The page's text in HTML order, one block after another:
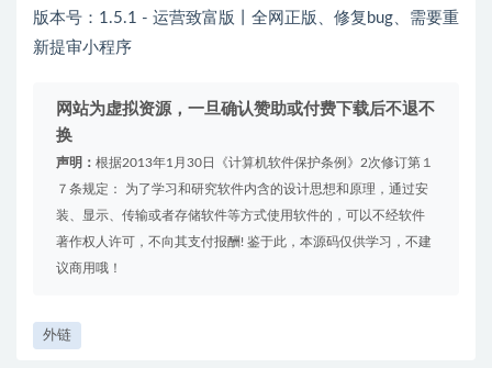
版本号：1.5.1 - 运营致富版丨全网正版、修复bug、需要重
新提审小程序
网站为虚拟资源，一旦确认赞助或付费下载后不退不
换
声明： 根据2013年1月30日《计算机软件保护条例》2次修订第１
７条规定： 为了学习和研究软件内含的设计思想和原理，通过安
装、显示、传输或者存储软件等方式使用软件的，可以不经软件
著作权人许可，不向其支付报酬! 鉴于此，本源码仅供学习，不建
议商用哦！
外链